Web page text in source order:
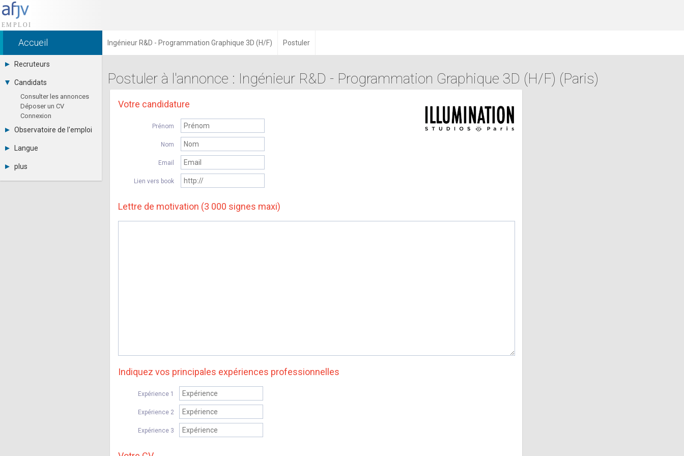
Accueil Ingénieur R&D - Programmation Graphique 3D (H/F) Postuler
Recruteurs
Déposer une annonce
Tarifs
Interface recruteur
Candidats
Consulter les annonces
Déposer un CV
Connexion
Observatoire de l'emploi
Par métier
Par contrat
Langue
Español
plus
Actualités
Postuler à l'annonce : Ingénieur R&D - Programmation Graphique 3D (H/F) (Paris)
Votre candidature
Prénom
Nom
Email
Lien vers book
Lettre de motivation (3 000 signes maxi)
Indiquez vos principales expériences professionnelles
Expérience 1
Expérience 2
Expérience 3